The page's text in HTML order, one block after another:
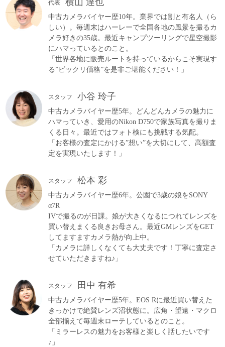
代表 横山 達也
中古カメラバイヤー歴10年。業界では割と有名人（ら
しい）。毎週末はハーレーで全国各地の風景を撮るカ
メラ好きの35歳。最近キャンプツーリングで星空撮影
にハマっているとのこと。
「世界各地に販売ルートを持っているからこそ実現す
る”ビックリ価格”を是非ご堪能ください！」
スタッフ 小谷 玲子
中古カメラバイヤー歴5年。どんどんカメラの魅力に
ハマっていき、愛用のNikon D750で家族写真を撮りま
くる日々。最近ではフォト検にも挑戦する気配。
「お客様の査定にかける”想い”を大切にして、高額査
定を実現いたします！」
スタッフ 松本 彩
中古カメラバイヤー歴6年。公園で3歳の娘をSONY
α7R
IVで撮るのが日課。娘が大きくなるにつれてレンズを
買い替えまくる良きお母さん。最近GMレンズをGET
してますますカメラ熱が向上中。
「カメラに詳しくなくても大丈夫です！丁寧に査定さ
せていただきますね♪」
スタッフ 田中 有希
中古カメラバイヤー歴5年。EOS Rに最近買い替えた
きっかけで絶賛レンズ沼状態に。広角・望遠・マクロ
全部揃えて毎週末ローテしているとのこと。
「ミラーレスの魅力をお客様と楽しく話したいです
♪」